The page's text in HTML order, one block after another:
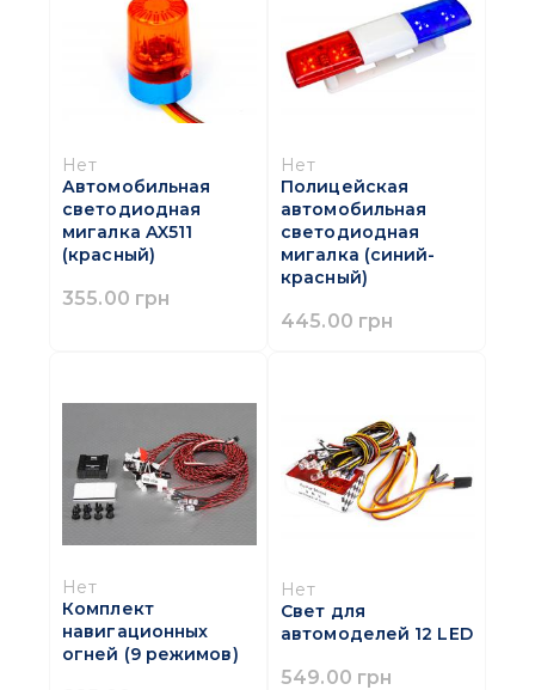
Нет
Автомобильная
светодиодная
мигалка AX511
(красный)
355.00 грн
Нет
Полицейская
автомобильная
светодиодная
мигалка (синий-
красный)
445.00 грн
Нет
Комплект
навигационных
огней (9 режимов)
Нет
Свет для
автомоделей 12 LED
549.00 грн